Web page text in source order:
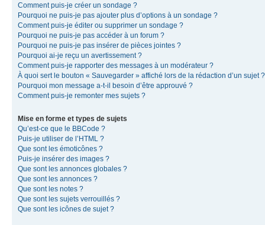
Comment puis-je créer un sondage ?
Pourquoi ne puis-je pas ajouter plus d’options à un sondage ?
Comment puis-je éditer ou supprimer un sondage ?
Pourquoi ne puis-je pas accéder à un forum ?
Pourquoi ne puis-je pas insérer de pièces jointes ?
Pourquoi ai-je reçu un avertissement ?
Comment puis-je rapporter des messages à un modérateur ?
À quoi sert le bouton « Sauvegarder » affiché lors de la rédaction d’un sujet ?
Pourquoi mon message a-t-il besoin d’être approuvé ?
Comment puis-je remonter mes sujets ?
Mise en forme et types de sujets
Qu’est-ce que le BBCode ?
Puis-je utiliser de l’HTML ?
Que sont les émoticônes ?
Puis-je insérer des images ?
Que sont les annonces globales ?
Que sont les annonces ?
Que sont les notes ?
Que sont les sujets verrouillés ?
Que sont les icônes de sujet ?